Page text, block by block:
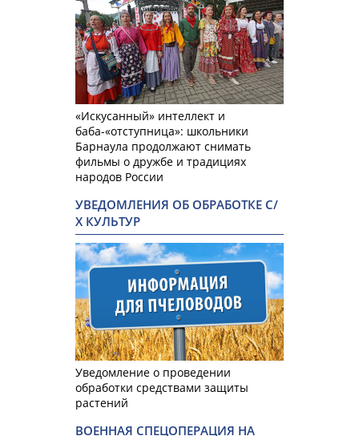
«Искусанный» интеллект и
баба-«отступница»: школьники
Барнаула продолжают снимать
фильмы о дружбе и традициях
народов России
УВЕДОМЛЕНИЯ ОБ ОБРАБОТКЕ С/
Х КУЛЬТУР
Уведомление о проведении
обработки средствами защиты
растений
ВОЕННАЯ СПЕЦОПЕРАЦИЯ НА